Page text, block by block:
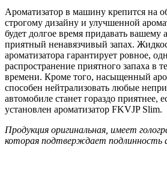
Ароматизатор в машину крепится на
строгому дизайну и улучшенной
будет долгое время придавать вашему
приятный ненавязчивый запах.
ароматизатора гарантирует ровное,
распространение приятного запаха в
времени. Кроме того, насыщенный
способен нейтрализовать любые
автомобиле станет гораздо приятнее,
установлен ароматизатор FKVJP Slim.
Продукция оригинальная, имеет
которая подтверждает подлинность